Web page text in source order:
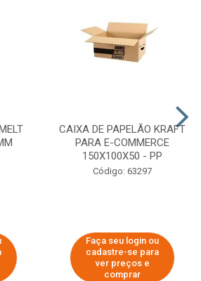
CAIXA DE PAPELÃO KRAFT
PARA E-COMMERCE
150X100X50 - PP
Código: 63297
Faça seu login ou
cadastre-se para
ver preços e
comprar